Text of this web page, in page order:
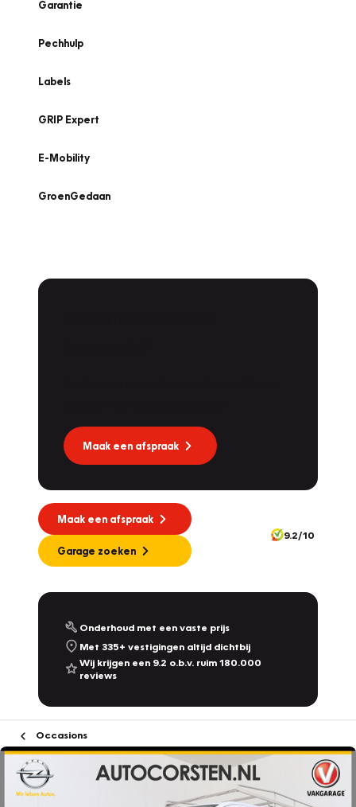
Garantie
Pechhulp
Labels
GRIP Expert
E-Mobility
GroenGedaan
Maak een afspraak
Maak een afspraak
Garage zoeken
9.2/10
Onderhoud met een vaste prijs
Met 335+ vestigingen altijd dichtbij
Wij krijgen een 9.2 o.b.v. ruim 180.000
reviews
Occasions